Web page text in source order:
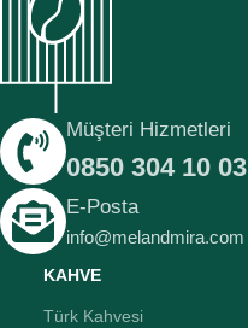
Müşteri Hizmetleri
0850 304 10 03
E-Posta
info@melandmira.com
KAHVE
Türk Kahvesi